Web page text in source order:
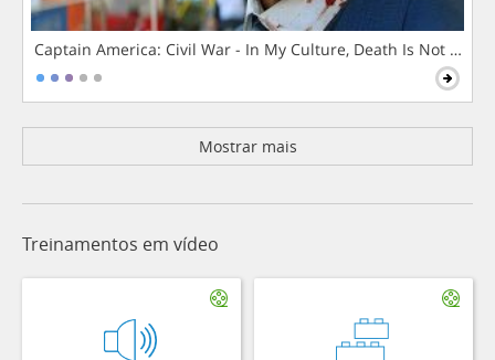
Captain America: Civil War - In My Culture, Death Is Not The
Mostrar mais
Treinamentos em vídeo